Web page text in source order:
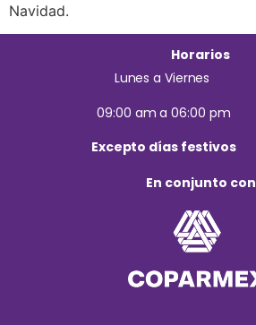
Navidad.
Horarios
Lunes a Viernes
09:00 am a 06:00 pm
Excepto días festivos
En conjunto con